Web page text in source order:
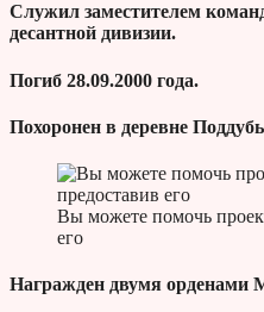
Служил заместителем
десантной дивизии.
Погиб 28.09.2000 года.
Похоронен в деревне
Вы можете помочь
его
Награжден двумя орденами